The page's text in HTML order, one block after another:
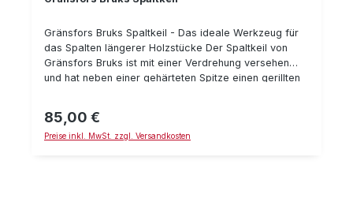
Gränsfors Bruks Spaltkeil - Das ideale Werkzeug für
das Spalten längerer Holzstücke Der Spaltkeil von
Gränsfors Bruks ist mit einer Verdrehung versehen
und hat neben einer gehärteten Spitze einen gerillten
Gegebenenfalls müssen mehrere Keile verwendet
werden. Technische Daten: Länge : 24 cm Gewicht 1,6
Regulärer Preis:
85,00 €
Preise inkl. MwSt. zzgl. Versandkosten